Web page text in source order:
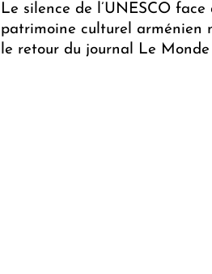
Le silence de l’UNESCO face
patrimoine culturel arménien
le retour du journal Le Monde